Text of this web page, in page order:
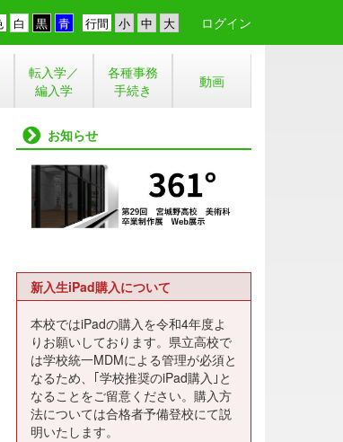
行間 ログイン
転入学／
編入学
各種事務
手続き
動画
お知らせ
新入生iPad購入について
本校ではiPadの購入を令和4年度よ
りお願いしております。県立高校で
は学校統一MDMによる管理が必須と
なるため、｢学校推奨のiPad購入｣と
なることをご留意ください。購入方
法については合格者予備登校にて説
明いたします。